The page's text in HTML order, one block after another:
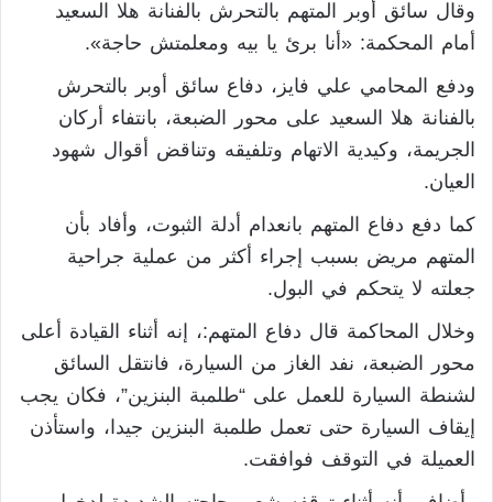
وقال سائق أوبر المتهم بالتحرش بالفنانة هلا السعيد
أمام المحكمة: «أنا برئ يا بيه ومعلمتش حاجة».
ودفع المحامي علي فايز، دفاع سائق أوبر بالتحرش
بالفنانة هلا السعيد على محور الضبعة، بانتفاء أركان
الجريمة، وكيدية الاتهام وتلفيقه وتناقض أقوال شهود
العيان.
كما دفع دفاع المتهم بانعدام أدلة الثبوت، وأفاد بأن
المتهم مريض بسبب إجراء أكثر من عملية جراحية
جعلته لا يتحكم في البول.
وخلال المحاكمة قال دفاع المتهم:، إنه أثناء القيادة أعلى
محور الضبعة، نفد الغاز من السيارة، فانتقل السائق
لشنطة السيارة للعمل على “طلمبة البنزين”، فكان يجب
إيقاف السيارة حتى تعمل طلمبة البنزين جيدا، واستأذن
العميلة في التوقف فوافقت.